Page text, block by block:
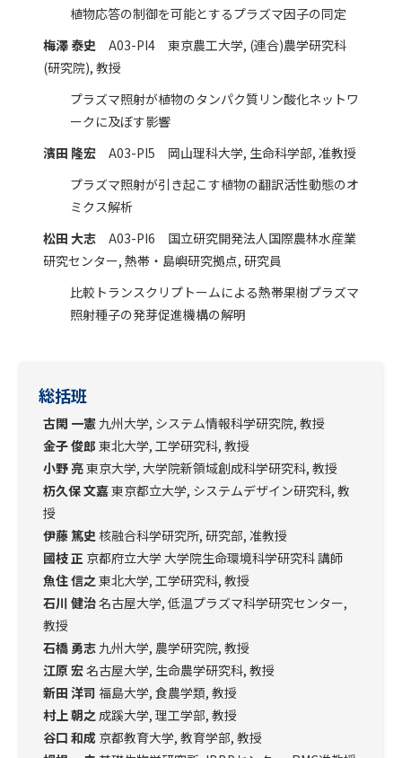
植物応答の制御を可能とするプラズマ因子の同定
梅澤 泰史A03-PI4 東京農工大学, (連合)農学研究科
(研究院), 教授
プラズマ照射が植物のタンパク質リン酸化ネットワ
ークに及ぼす影響
濱田 隆宏A03-PI5 岡山理科大学, 生命科学部, 准教授
プラズマ照射が引き起こす植物の翻訳活性動態のオ
ミクス解析
松田 大志A03-PI6 国立研究開発法人国際農林水産業
研究センター, 熱帯・島嶼研究拠点, 研究員
比較トランスクリプトームによる熱帯果樹プラズマ
照射種子の発芽促進機構の解明
総括班
古閑 一憲九州大学, システム情報科学研究院, 教授
金子 俊郎 東北大学, 工学研究科, 教授
小野 亮東京大学, 大学院新領域創成科学研究科, 教授
杤久保 文嘉東京都立大学, システムデザイン研究科, 教
授
伊藤 篤史核融合科学研究所, 研究部, 准教授
國枝 正 京都府立大学 大学院生命環境科学研究科 講師
魚住 信之東北大学, 工学研究科, 教授
石川 健治名古屋大学, 低温プラズマ科学研究センター,
教授
石橋 勇志九州大学, 農学研究院, 教授
江原 宏名古屋大学, 生命農学研究科, 教授
新田 洋司 福島大学, 食農学類, 教授
村上 朝之成蹊大学, 理工学部, 教授
谷口 和成京都教育大学, 教育学部, 教授